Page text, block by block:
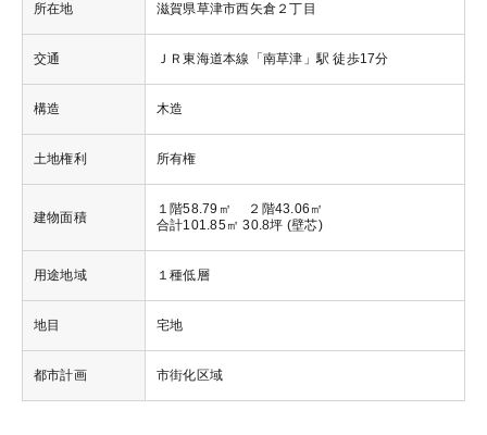
所在地 滋賀県草津市西矢倉２丁目
交通 ＪＲ東海道本線「南草津」駅 徒歩17分
構造 木造
土地権利 所有権
建物面積
１階58.79㎡ ２階43.06㎡
合計101.85㎡ 30.8坪 (壁芯)
用途地域 １種低層
地目 宅地
都市計画 市街化区域